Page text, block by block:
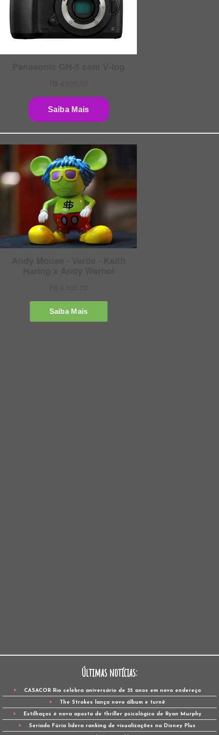
Últimas notícias:
CASACOR Rio celebra aniversário de 35 anos em novo endereço
The Strokes lança novo álbum e turnê
Estilhaços é nova aposta de thriller psicológico de Ryan Murphy
Seriado Fúria lidera ranking de visualizações na Disney Plus